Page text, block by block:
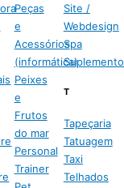
Peças
e
Acessórios
(informática)
Peixes
e
Frutos
do mar
Personal
Trainer
Site /
Webdesign
Spa
T
Tapeçaria
Tatuagem
Taxi
Telhados